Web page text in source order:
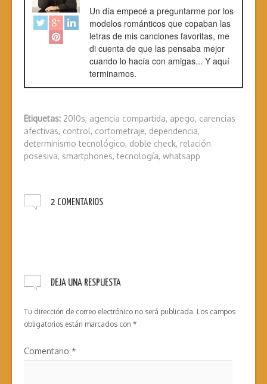
Un día empecé a preguntarme por los
modelos románticos que copaban las
letras de mis canciones favoritas, me
di cuenta de que las pensaba mejor
cuando lo hacía con amigas... Y aquí
terminamos.
Etiquetas: 2010s, agencia compartida, apego, carencias
afectivas, control, cortometraje, dependencia,
determinismo tecnológico, doble check, relación
posesiva, smartphones,tecnología, whatsapp
2 COMENTARIOS
DEJA UNA RESPUESTA
Tu dirección de correo electrónico no será publicada. Los campos
obligatorios están marcados con *
Comentario *